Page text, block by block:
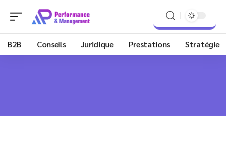
B2B Conseils Juridique Prestations Stratégie